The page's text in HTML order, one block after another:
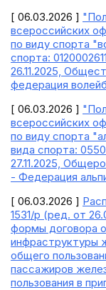
[ 06.03.2026 ]
всероссийских
по виду спорта
спорта:
26.11.2025,
федерация
[ 06.03.2026 ]
всероссийских
по виду спорта
вида спорта:
27.11.2025,
- Федерация
[ 06.03.2026 ]
1531/р (ред. от
формы договора
инфраструктуры
общего
пассажиров
пользования в